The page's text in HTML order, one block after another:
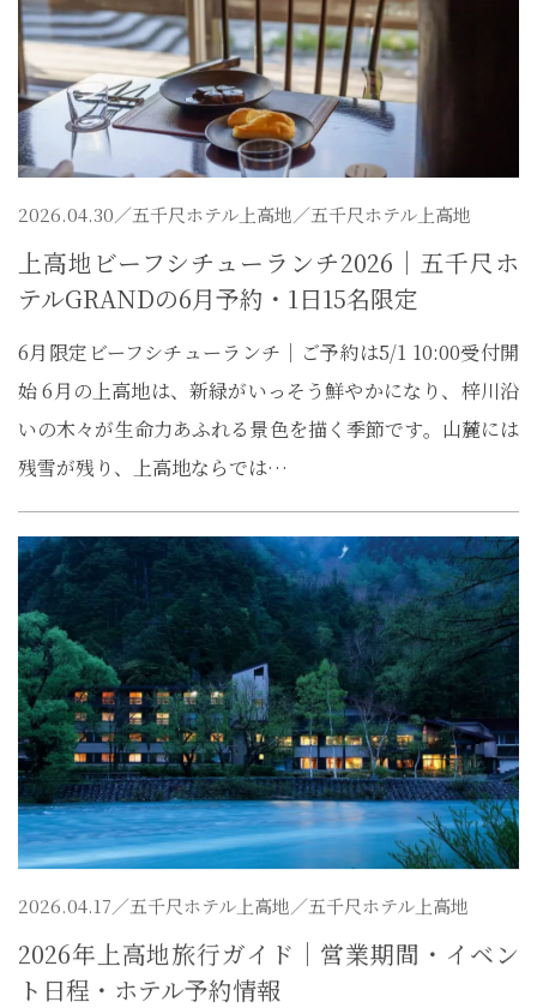
2026.04.30／五千尺ホテル上高地／五千尺ホテル上高地
上高地ビーフシチューランチ2026｜五千尺ホ
テルGRANDの6月予約・1日15名限定
6月限定ビーフシチューランチ｜ご予約は5/1 10:00受付開
始 6月の上高地は、新緑がいっそう鮮やかになり、梓川沿
いの木々が生命力あふれる景色を描く季節です。山麓には
残雪が残り、上高地ならでは…
2026.04.17／五千尺ホテル上高地／五千尺ホテル上高地
2026年上高地旅行ガイド｜営業期間・イベン
ト日程・ホテル予約情報